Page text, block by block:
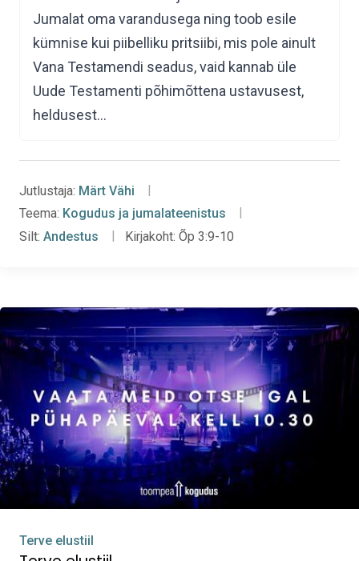
Jumalat oma varandusega ning toob esile
kümnise kui piibelliku pritsiibi, mis pole ainult
Vana Testamendi seadus, vaid kannab üle
Uude Testamenti põhimõttena ustavusest,
heldusest…
Jutlustaja: Märt Vähi
Teema: Kogudus ja jumalateenistus
Silt: Andestus Kirjakoht: Õp 3:9-10
Terve elustiil